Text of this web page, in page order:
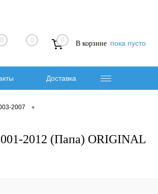
0 0 0 В корзине пока пусто
Доставка
2007 •
2012 (Папа) ORIGINAL